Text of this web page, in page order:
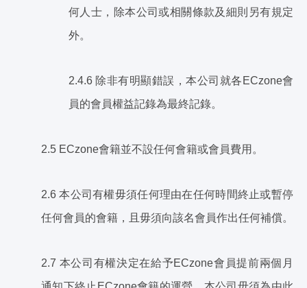
何人士，除本公司或相關條款及細則另有規定
外。
2.4.6 除非有明顯錯誤，本公司就各ECzone會
員的會員權益記錄為最終記錄。
2.5 ECzone會籍並不設任何會籍或會員費用。
2.6 本公司有權毋須任何理由在任何時間終止或暫停
任何會員的會籍，且毋須向該名會員作出任何補償。
2.7 本公司有權決定在給予ECzone會員提前兩個月